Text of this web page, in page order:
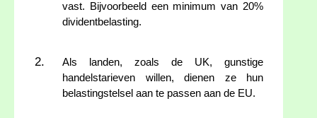
vast. Bijvoorbeeld een minimum van 20%
dividentbelasting.
Als landen, zoals de UK, gunstige
handelstarieven willen, dienen ze hun
belastingstelsel aan te passen aan de EU.